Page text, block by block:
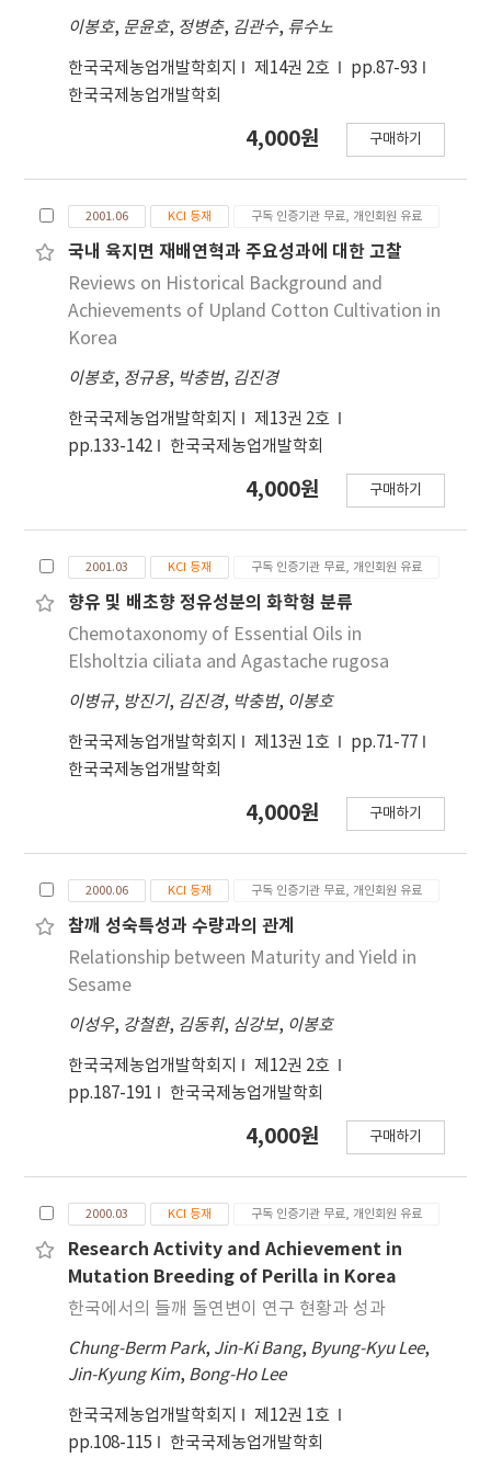
이봉호, 문윤호, 정병춘, 김관수, 류수노
한국국제농업개발학회지 제14권 2호
pp.87-93
한국국제농업개발학회
4,000원 구매하기
2001.06 KCI 등재 구독 인증기관 무료, 개인회원 유료
국내 육지면 재배연혁과 주요성과에 대한 고찰
Reviews on Historical Background and
Achievements of Upland Cotton Cultivation in
Korea
이봉호, 정규용, 박충범, 김진경
한국국제농업개발학회지
제13권 2호
pp.133-142
한국국제농업개발학회
4,000원 구매하기
2001.03 KCI 등재 구독 인증기관 무료, 개인회원 유료
향유 및 배초향 정유성분의 화학형 분류
Chemotaxonomy of Essential Oils in
Elsholtzia ciliata and Agastache rugosa
이병규, 방진기, 김진경, 박충범, 이봉호
한국국제농업개발학회지 제13권 1호
pp.71-77
한국국제농업개발학회
4,000원 구매하기
2000.06 KCI 등재 구독 인증기관 무료, 개인회원 유료
참깨 성숙특성과 수량과의 관계
Relationship between Maturity and Yield in
Sesame
이성우, 강철환, 김동휘, 심강보, 이봉호
한국국제농업개발학회지
제12권 2호
pp.187-191
한국국제농업개발학회
4,000원 구매하기
2000.03 KCI 등재 구독 인증기관 무료, 개인회원 유료
Research Activity and Achievement in
Mutation Breeding of Perilla in Korea
한국에서의 들깨 돌연변이 연구 현황과 성과
Chung-Berm Park, Jin-Ki Bang, Byung-Kyu Lee,
Jin-Kyung Kim, Bong-Ho Lee
한국국제농업개발학회지
제12권 1호
pp.108-115
한국국제농업개발학회